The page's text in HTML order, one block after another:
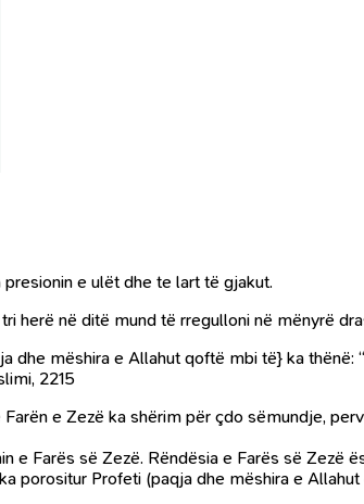
e ulët dhe te lart të gjakut.
herë në ditë mund të rregulloni në mënyrë
mëshira e Allahut qoftë mbi të} ka
2215
e Zezë ka shërim për çdo sëmundje,
Farës së Zezë. Rëndësia e Farës së Zezë
porositur Profeti (paqja dhe mëshira e